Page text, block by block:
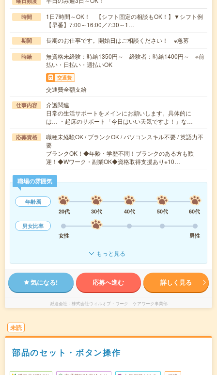
時間
1日7時間～OK！ 【シフト固定の相談もOK！】▼シフト例
【早番】7:00～16:00／7:30～1…
期間 長期のお仕事です。開始日はご相談ください！ ※急募
時給
無資格未経験：時給1350円～ 経験者：時給1400円～ ※前
払い・日払い・週払いOK
交通費
交通費全額支給
仕事内容
介護関連
日常の生活サポートをメインにお願いします。具体的に
は… ・起床のサポート「今日はいい天気ですよ！」な…
応募資格
職種未経験OK / ブランクOK / パソコンスキル不要 / 英語力不
要
ブランクOK！◆年齢・学歴不問！ブランクのある方も歓
迎！◆Wワーク・副業OK◆資格取得支援あり※10…
職場の雰囲気
年齢層
20代
30代 40代 50代
60代
男女比率
女性
男性
もっと見る
気になる! 応募へ進む 詳しく見る
派遣会社 株式会社ウィルオブ・ワーク ケアワーク事業部
未読
部品のセット・ボタン操作